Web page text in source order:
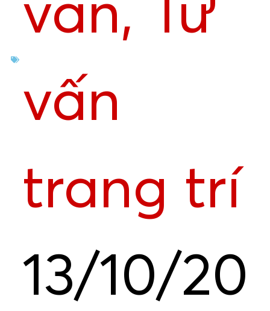
vấn, Tư
vấn
trang trí
13/10/20